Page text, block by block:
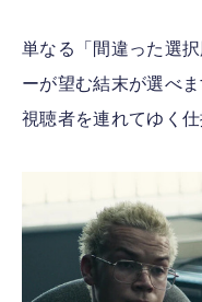
単なる「間違った選
ーが望む結末が選べ
視聴者を連れてゆく仕